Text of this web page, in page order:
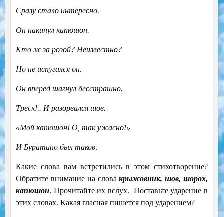
Сразу стало интересно.
Он накинул капюшон.
Кто ж за розой? Неизвестно?
Но не испугался он.
Он вперед шагнул бесстрашно.
Треск!.. И разорвался шов.
«Мой капюшон! О, так ужасно!»
И Буратино был таков.
Какие слова вам встретились в этом стихотворение?
Обратите внимание на словакрыжовник, шов, шорох,
капюшон. Прочитайте их вслух. Поставьте ударение в
этих словах. Какая гласная пишется под ударением?